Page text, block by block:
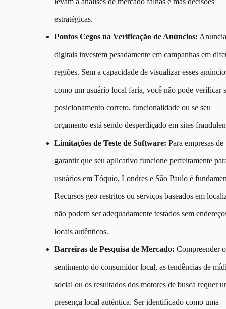
estratégicas.
Pontos Cegos na Verificação de Anúncios:
digitais investem pesadamente em campanhas em
regiões. Sem a capacidade de visualizar esses
como um usuário local faria, você não pode verificar
posicionamento correto, funcionalidade ou se seu
orçamento está sendo desperdiçado em sites
Limitações de Teste de Software: Para empresas de
garantir que seu aplicativo funcione perfeitamente
usuários em Tóquio, Londres e São Paulo é
Recursos geo-restritos ou serviços baseados em
não podem ser adequadamente testados sem
locais autênticos.
Barreiras de Pesquisa de Mercado: Compreender o
sentimento do consumidor local, as tendências de
social ou os resultados dos motores de busca requer
presença local autêntica. Ser identificado como uma